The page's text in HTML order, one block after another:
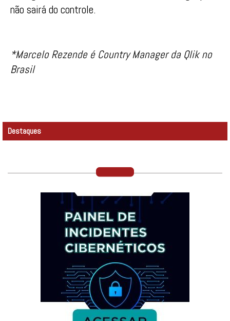
não sairá do controle.
*Marcelo Rezende é Country Manager da Qlik no
Brasil
Destaques